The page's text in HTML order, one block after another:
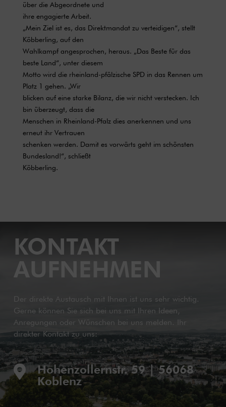
über die Abgeordnete und
ihre engagierte Arbeit.
„Mein Ziel ist es, das Direktmandat zu verteidigen“, stellt
Köbberling, auf den
Wahlkampf angesprochen, heraus. „Das Beste für das
beste Land“, unter diesem
Motto wird die rheinland-pfälzische SPD in das Rennen um
Platz 1 gehen. „Wir
blicken auf eine starke Bilanz, die wir nicht verstecken. Ich
bin überzeugt, dass die
Menschen in Rheinland-Pfalz dies anerkennen und uns
erneut ihr Vertrauen
schenken werden. Damit es vorwärts geht im schönsten
Bundesland!“, schließt
Köbberling.
KONTAKT
AUFNEHMEN
Der direkte Austausch mit Ihnen ist uns sehr wichtig.
Gerne können Sie sich bei uns mit Ihren Ideen,
Anregungen oder Wünschen bei uns melden. Ihr
direkter Kontakt zu uns:

Hohenzollernstr. 59 | 56068
Koblenz